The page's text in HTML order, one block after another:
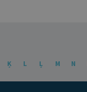
Ķ L Ļ M N